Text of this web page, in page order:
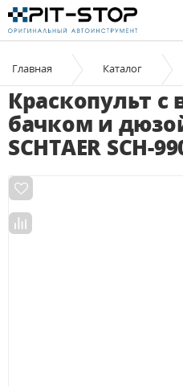
Главная Каталог
Краскопульт с
бачком и
SCHTAER SCH-